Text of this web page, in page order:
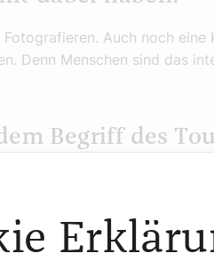
Auch noch eine
Denn Menschen sind das
Begriff des
Sie der
wiederfinden. Es soll
wenn die Welt auf den
bin – nur mehr und endlich –